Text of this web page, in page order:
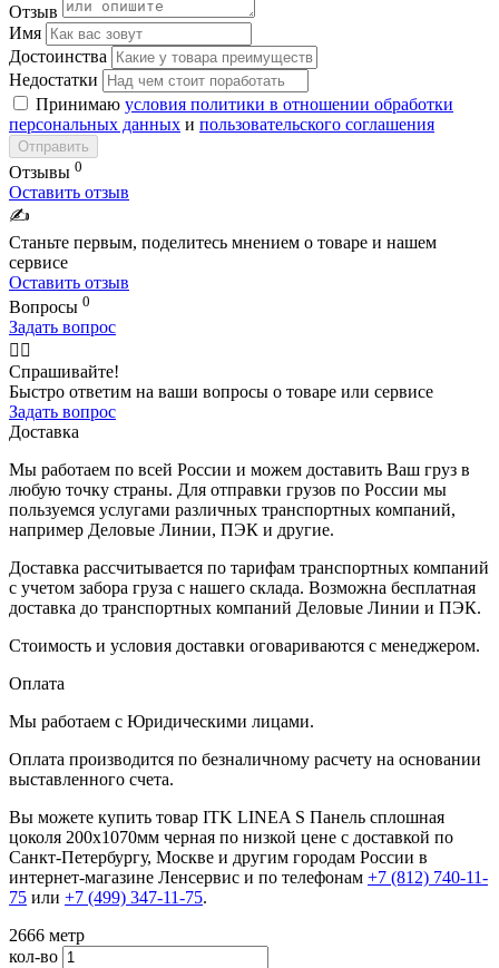
Отзыв
Имя
Достоинства
Недостатки
Принимаю условия политики в отношении обработки
персональных данных и пользовательского соглашения
Отправить
Отзывы 0
Оставить отзыв
✍️
Станьте первым, поделитесь мнением о товаре и нашем
сервисе
Оставить отзыв
Вопросы 0
Задать вопрос
🙋‍♂️
Спрашивайте!
Быстро ответим на ваши вопросы о товаре или сервисе
Задать вопрос
Доставка
Мы работаем по всей России и можем доставить Ваш груз в
любую точку страны. Для отправки грузов по России мы
пользуемся услугами различных транспортных компаний,
например Деловые Линии, ПЭК и другие.
Доставка рассчитывается по тарифам транспортных компаний
с учетом забора груза с нашего склада. Возможна бесплатная
доставка до транспортных компаний Деловые Линии и ПЭК.
Стоимость и условия доставки оговариваются с менеджером.
Оплата
Мы работаем с Юридическими лицами.
Оплата производится по безналичному расчету на основании
выставленного счета.
Вы можете купить товар ITK LINEA S Панель сплошная
цоколя 200х1070мм черная по низкой цене с доставкой по
Санкт-Петербургу, Москве и другим городам России в
интернет-магазине Ленсервис и по телефонам +7 (812) 740-11-
75 или +7 (499) 347-11-75.
2666 метр
кол-во